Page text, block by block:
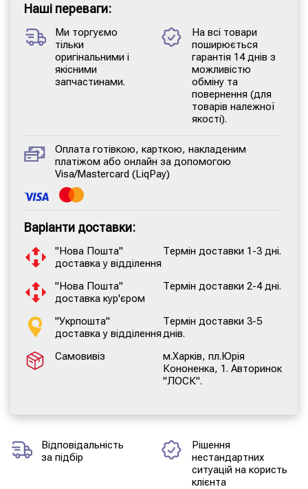
Наші переваги:
Ми торгуємо
тільки
оригінальними і
якісними
запчастинами.
На всі товари
поширюється
гарантія 14 днів з
можливістю
обміну та
повернення (для
товарів належної
якості).
Оплата готівкою, карткою, накладеним
платіжом або онлайн за допомогою
Visa/Mastercard (LiqPay)
Варіанти доставки:
"Нова Пошта"
доставка у відділення
Термін доставки 1-3 дні.
"Нова Пошта"
доставка кур'єром
Термін доставки 2-4 дні.
"Укрпошта"
доставка у відділення
Термін доставки 3-5
днів.
Самовивіз
м.Харків, пл.Юрія
Кононенка, 1. Авторинок
"ЛОСК".
Відповідальність
за підбір
Рішення
нестандартних
ситуацій на користь
клієнта